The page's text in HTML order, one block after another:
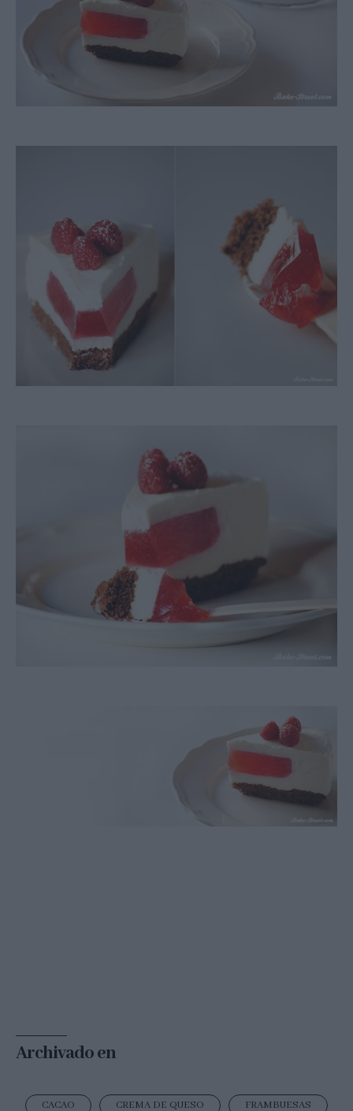
Archivado en
CACAO CREMA DE QUESO FRAMBUESAS